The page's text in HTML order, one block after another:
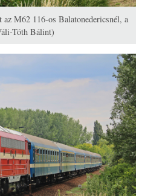
M62 116-os Balatonedericsnél, a
Tóth Bálint)